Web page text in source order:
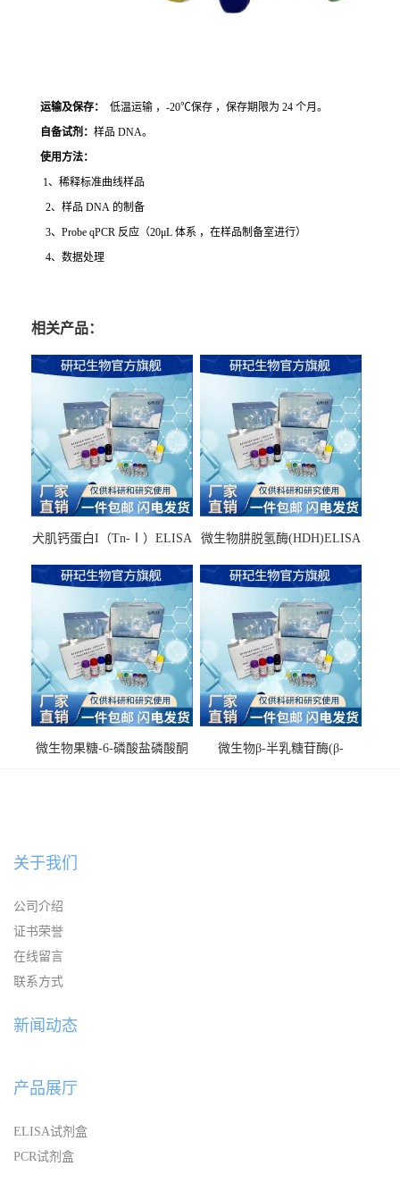
运输及保存：
低温运输 ，-20℃保存 ，保存期限为 24 个月。
自备试剂： 样品 DNA。
使用方法：
1、稀释标准曲线样品
2、样品 DNA 的制备
3、Probe qPCR 反应（20μL 体系 ，在样品制备室进行）
4、数据处理
相关产品：
犬肌钙蛋白I（Tn-Ⅰ）ELISA
微生物肼脱氢酶(HDH)ELISA
微生物果糖-6-磷酸盐磷酸酮
微生物β-半乳糖苷酶(β-
关于我们
公司介绍
证书荣誉
在线留言
联系方式
新闻动态
产品展厅
ELISA试剂盒
PCR试剂盒